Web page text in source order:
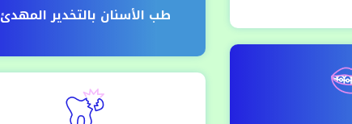
طب الأسنان بالتخدير المهدئ